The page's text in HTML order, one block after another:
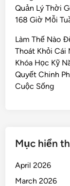
Quản Lý Thời
168 Giờ Mỗi
Làm Thế Nào
Thoát Khỏi Cái
Khóa Học Kỹ
Quyết Chinh
Cuộc Sống
Mục hiển
April 2026
March 2026